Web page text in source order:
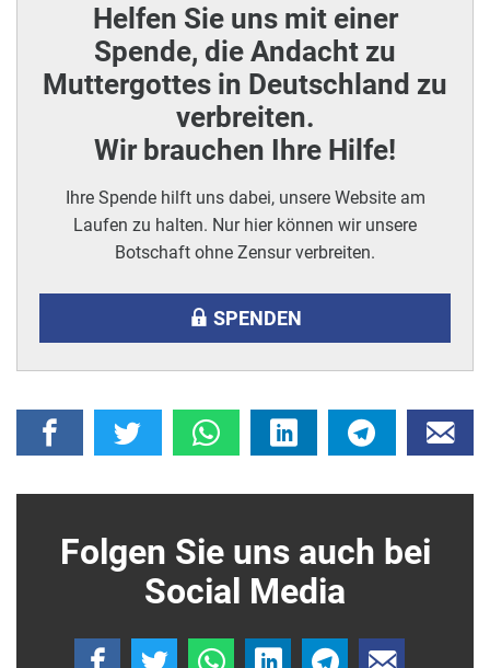
Helfen Sie uns mit einer
Spende, die Andacht zu
Muttergottes in Deutschland zu
verbreiten.
Wir brauchen Ihre Hilfe!
Ihre Spende hilft uns dabei, unsere Website am
Laufen zu halten. Nur hier können wir unsere
Botschaft ohne Zensur verbreiten.
SPENDEN
Folgen Sie uns auch bei
Social Media